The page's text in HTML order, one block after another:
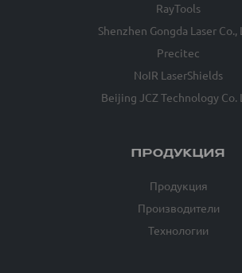
RayTools
Shenzhen Gongda Laser Co.,
Precitec
NoIR LaserShields
Beijing JCZ Technology Co.
ПРОДУКЦИЯ
Продукция
Производители
Технологии